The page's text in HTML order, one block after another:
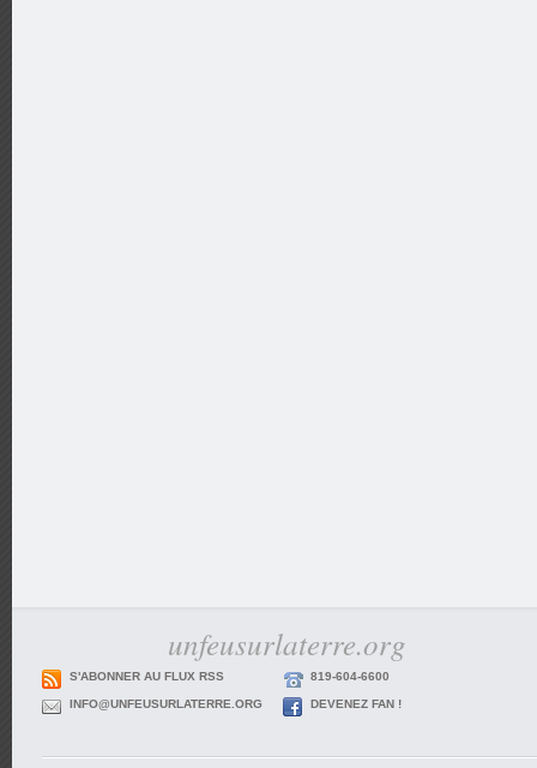
unfeusurlaterre.org
S'ABONNER AU FLUX RSS 819-604-6600
INFO@UNFEUSURLATERRE.ORG DEVENEZ FAN !